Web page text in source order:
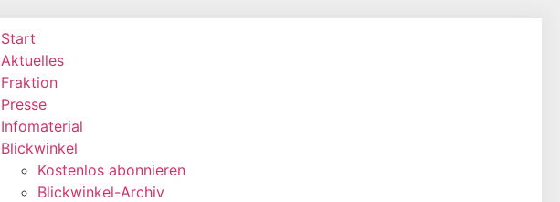
Start
Aktuelles
Fraktion
Presse
Infomaterial
Blickwinkel
Kostenlos abonnieren
Blickwinkel-Archiv